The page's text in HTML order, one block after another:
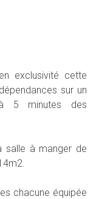
exclusivité cette
sur un
5 minutes des
salle à manger de
chacune équipée